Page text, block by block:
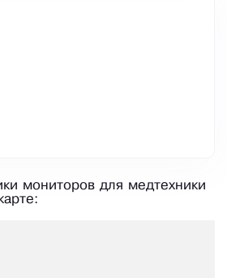
мониторов для медтехники